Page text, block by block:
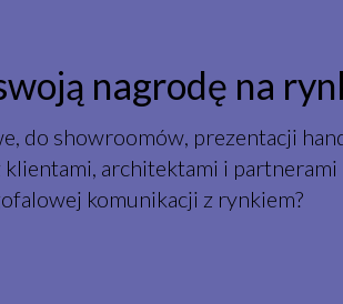
nagrodę na
do showroomów, prezentacji
architektami i
komunikacji z rynkiem?